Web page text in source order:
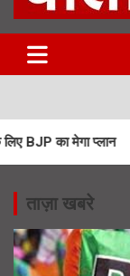
Him
प्लान UPNL
ताज़ा खबरे